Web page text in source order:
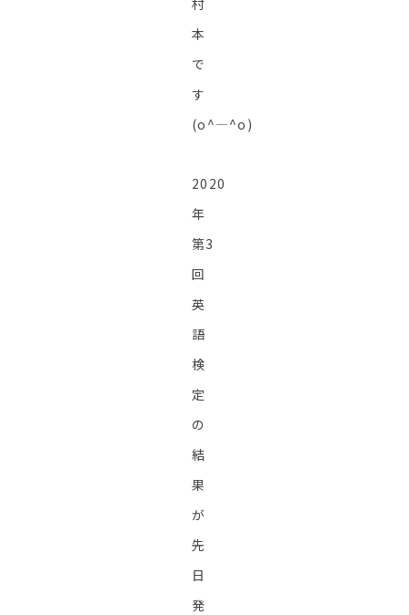
村
本
で
す
(o^―^o)
2020
年
第3
回
英
語
検
定
の
結
果
が
先
日
発